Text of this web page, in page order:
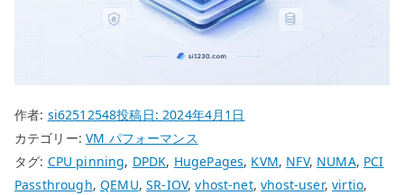
作者: si62512548投稿日:2024年4月1日
カテゴリー:VM パフォーマンス
タグ: CPU pinning, DPDK, HugePages, KVM, NFV, NUMA, PCI
Passthrough,QEMU,SR-IOV,vhost-net,vhost-user,virtio,